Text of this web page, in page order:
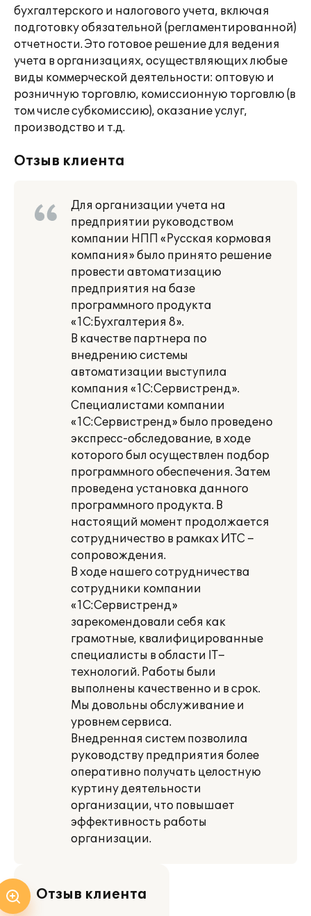
бухгалтерского и налогового учета, включая
подготовку обязательной (регламентированной)
отчетности. Это готовое решение для ведения
учета в организациях, осуществляющих любые
виды коммерческой деятельности: оптовую и
розничную торговлю, комиссионную торговлю (в
том числе субкомиссию), оказание услуг,
производство и т.д.
Отзыв клиента
Для организации учета на
предприятии руководством
компании НПП «Русская кормовая
компания» было принято решение
провести автоматизацию
предприятия на базе
программного продукта
«1С:Бухгалтерия 8».
В качестве партнера по
внедрению системы
автоматизации выступила
компания «1С:Сервистренд».
Специалистами компании
«1С:Сервистренд» было проведено
экспресс-обследование, в ходе
которого был осуществлен подбор
программного обеспечения. Затем
проведена установка данного
программного продукта. В
настоящий момент продолжается
сотрудничество в рамках ИТС –
сопровождения.
В ходе нашего сотрудничества
сотрудники компании
«1С:Сервистренд»
зарекомендовали себя как
грамотные, квалифицированные
специалисты в области IT–
технологий. Работы были
выполнены качественно и в срок.
Мы довольны обслуживание и
уровнем сервиса.
Внедренная систем позволила
руководству предприятия более
оперативно получать целостную
куртину деятельности
организации, что повышает
эффективность работы
организации.
Отзыв клиента